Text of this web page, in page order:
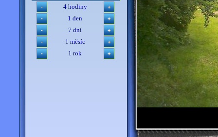
4 hodiny
1 den
7 dní
1 měsíc
1 rok